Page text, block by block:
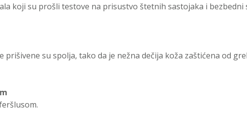
koji su prošli testove na prisustvo štetnih sastojaka i bezbedni
su spolja, tako da je nežna dečija koža zaštićena od